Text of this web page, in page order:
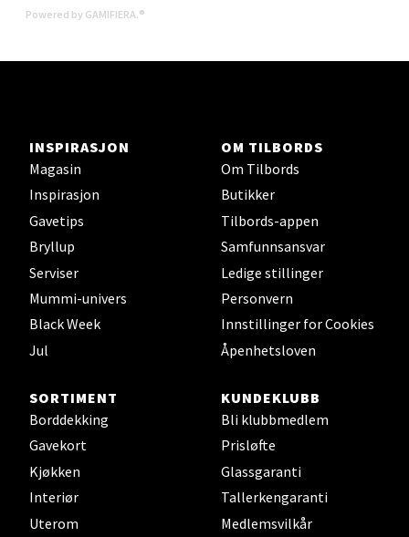
Powered by GAMIFIERA.®
INSPIRASJON
Magasin
Inspirasjon
Gavetips
Bryllup
Serviser
Mummi-univers
Black Week
Jul
OM TILBORDS
Om Tilbords
Butikker
Tilbords-appen
Samfunnsansvar
Ledige stillinger
Personvern
Innstillinger for Cookies
Åpenhetsloven
SORTIMENT
Borddekking
Gavekort
Kjøkken
Interiør
Uterom
KUNDEKLUBB
Bli klubbmedlem
Prisløfte
Glassgaranti
Tallerkengaranti
Medlemsvilkår
Velg
Levanger - Magneten
Moafjæra 14, 7606 Levanger
0 i butikk
Mandal - Alti Mandal
Skarvøyveien 55, 4517 Mandal
Åpent i dag 10-20